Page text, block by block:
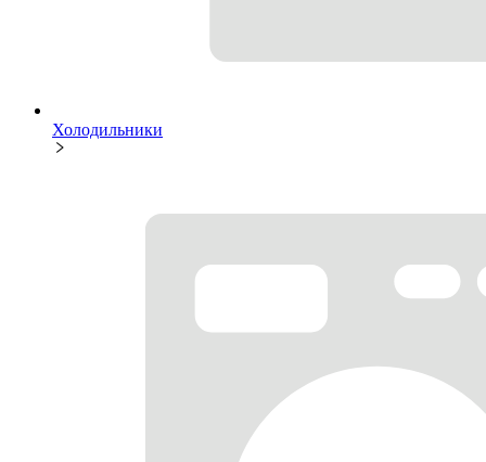
Холодильники